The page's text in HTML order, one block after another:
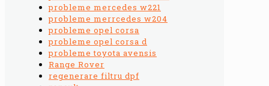
probleme mercedes w221
probleme merrcedes w204
probleme opel corsa
probleme opel corsa d
probleme toyota avensis
Range Rover
regenerare filtru dpf